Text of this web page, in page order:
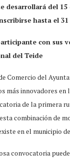
desarrollará del
hasta el
con sus
del Teide
Comercio del
más innovadores en
de la primera
combinación de
en el municipio
convocatoria